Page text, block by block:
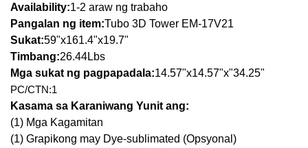
Availability:1-2 araw ng trabaho
Pangalan ng item:Tubo 3D Tower EM-17V21
Sukat:59"x161.4"x19.7"
Timbang:26.44Lbs
Mga sukat ng pagpapadala:14.57"x14.57"x"34.25"
PC/CTN:1
Kasama sa Karaniwang Yunit ang:
(1) Mga Kagamitan
(1) Grapikong may Dye-sublimated (Opsyonal)